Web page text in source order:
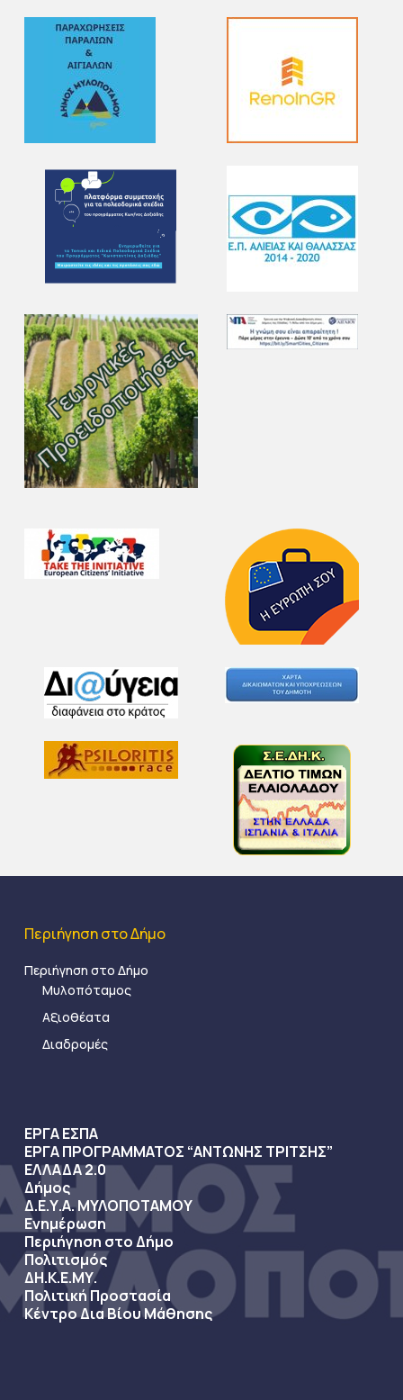
Περιήγηση στο Δήμο
Περιήγηση στο Δήμο
Μυλοπόταμος
Αξιοθέατα
Διαδρομές
ΕΡΓΑ ΕΣΠΑ
ΕΡΓΑ ΠΡΟΓΡΑΜΜΑΤΟΣ “ΑΝΤΩΝΗΣ ΤΡΙΤΣΗΣ”
ΕΛΛΑΔΑ 2.0
Δήμος
Δ.Ε.Υ.Α. ΜΥΛΟΠΟΤΑΜΟΥ
Ενημέρωση
Περιήγηση στο Δήμο
Πολιτισμός
ΔΗ.Κ.Ε.ΜΥ.
Πολιτική Προστασία
Κέντρο Δια Βίου Μάθησης